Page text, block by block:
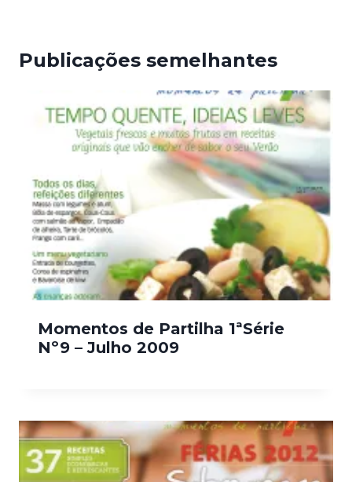
Publicações semelhantes
Momentos de Partilha 1ªSérie
Nº9 – Julho 2009